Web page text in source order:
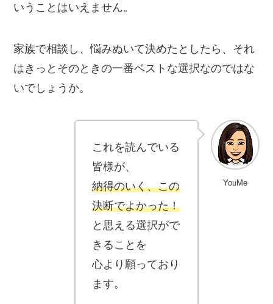
いうことはいえません。
家族で相談し、悩みぬいて決めたとしたら、それ
はきっとそのときの一番ベストな選択なのではな
いでしょうか。
YouMe
これを読んでいる
皆様が、
納得のいく、この
決断でよかった！
と思える選択がで
きることを
心より願っており
ます。